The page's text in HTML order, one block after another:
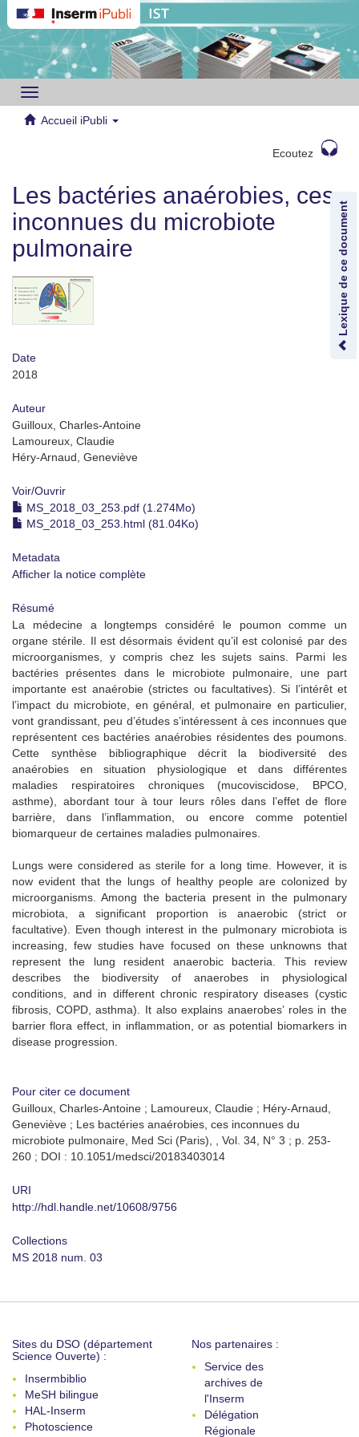
Toggle
navigation
Accueil iPubli
Ecoutez
Lexique de ce document
Les bactéries anaérobies, ces
inconnues du microbiote
pulmonaire
Date
2018
Auteur
Guilloux, Charles-Antoine
Lamoureux, Claudie
Héry-Arnaud, Geneviève
Voir/Ouvrir
MS_2018_03_253.pdf (1.274Mo)
MS_2018_03_253.html (81.04Ko)
Metadata
Afficher la notice complète
Résumé
La médecine a longtemps considéré le poumon comme un
organe stérile. Il est désormais évident qu’il est colonisé par des
microorganismes, y compris chez les sujets sains. Parmi les
bactéries présentes dans le microbiote pulmonaire, une part
importante est anaérobie (strictes ou facultatives). Si l’intérêt et
l’impact du microbiote, en général, et pulmonaire en particulier,
vont grandissant, peu d’études s’intéressent à ces inconnues que
représentent ces bactéries anaérobies résidentes des poumons.
Cette synthèse bibliographique décrit la biodiversité des
anaérobies en situation physiologique et dans différentes
maladies respiratoires chroniques (mucoviscidose, BPCO,
asthme), abordant tour à tour leurs rôles dans l’effet de flore
barrière, dans l’inflammation, ou encore comme potentiel
biomarqueur de certaines maladies pulmonaires.
Lungs were considered as sterile for a long time. However, it is
now evident that the lungs of healthy people are colonized by
microorganisms. Among the bacteria present in the pulmonary
microbiota, a significant proportion is anaerobic (strict or
facultative). Even though interest in the pulmonary microbiota is
increasing, few studies have focused on these unknowns that
represent the lung resident anaerobic bacteria. This review
describes the biodiversity of anaerobes in physiological
conditions, and in different chronic respiratory diseases (cystic
fibrosis, COPD, asthma). It also explains anaerobes’ roles in the
barrier flora effect, in inflammation, or as potential biomarkers in
disease progression.
Pour citer ce document
Guilloux, Charles-Antoine ; Lamoureux, Claudie ; Héry-Arnaud,
Geneviève ; Les bactéries anaérobies, ces inconnues du
microbiote pulmonaire, Med Sci (Paris), , Vol. 34, N° 3 ; p. 253-
260 ; DOI : 10.1051/medsci/20183403014
URI
http://hdl.handle.net/10608/9756
Collections
MS 2018 num. 03
Sites du DSO (département
Science Ouverte) :
Insermbiblio
MeSH bilingue
HAL-Inserm
Photoscience
Nos partenaires :
Service des
archives de
l'Inserm
Délégation
Régionale